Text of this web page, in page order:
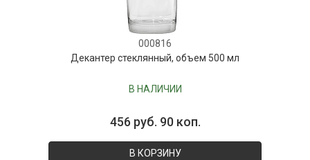
000816
Декантер стеклянный, объем 500 мл
В НАЛИЧИИ
456 руб. 90 коп.
В КОРЗИНУ